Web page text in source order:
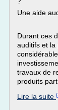
Une aide
Durant ces
auditifs et la
travaux de
produits
Lire la suite